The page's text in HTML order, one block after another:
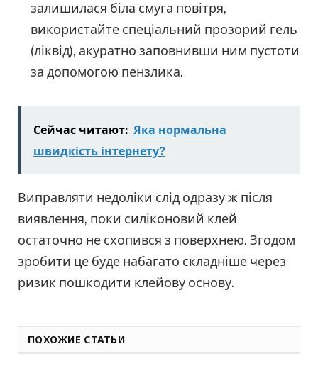
залишилася біла смуга повітря,
використайте спеціальний прозорий гель
(ліквід), акуратно заповнивши ним пустоти
за допомогою пензлика.
Сейчас читают: Яка нормальна
швидкість інтернету?
Виправляти недоліки слід одразу ж після
виявлення, поки силіконовий клей
остаточно не схопився з поверхнею. Згодом
зробити це буде набагато складніше через
ризик пошкодити клейову основу.
ПОХОЖИЕ СТАТЬИ